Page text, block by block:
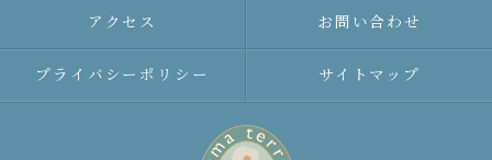
アクセス お問い合わせ
プライバシーポリシー サイトマップ